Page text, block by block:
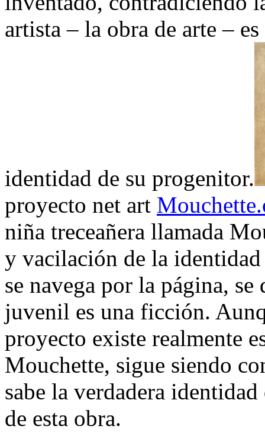
artista – la obra de arte –
identidad de su progenitor.
proyecto net art
niña treceañera llamada
y vacilación de la
se navega por la página,
juvenil es una ficción.
proyecto existe realmente
Mouchette, sigue siendo
sabe la verdadera
de esta obra.